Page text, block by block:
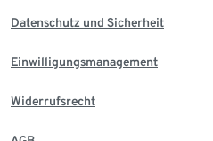
Datenschutz und Sicherheit
Einwilligungsmanagement
Widerrufsrecht